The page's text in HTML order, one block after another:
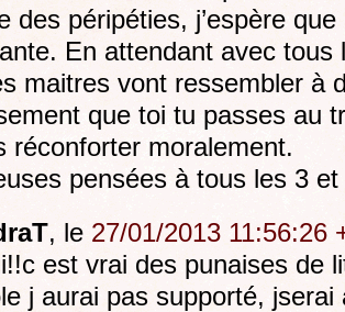
des péripéties, j’espère
En attendant avec
maitres vont ressembler à
que toi tu passes au
réconforter moralement.
pensées à tous les 3
, le 27/01/2013 11:56:26
est vrai des punaises de
j aurai pas supporté, jserai